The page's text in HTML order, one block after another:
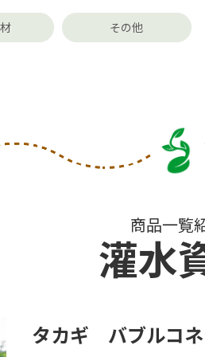
その他
商品一覧
灌水
タカギ バブルコネ